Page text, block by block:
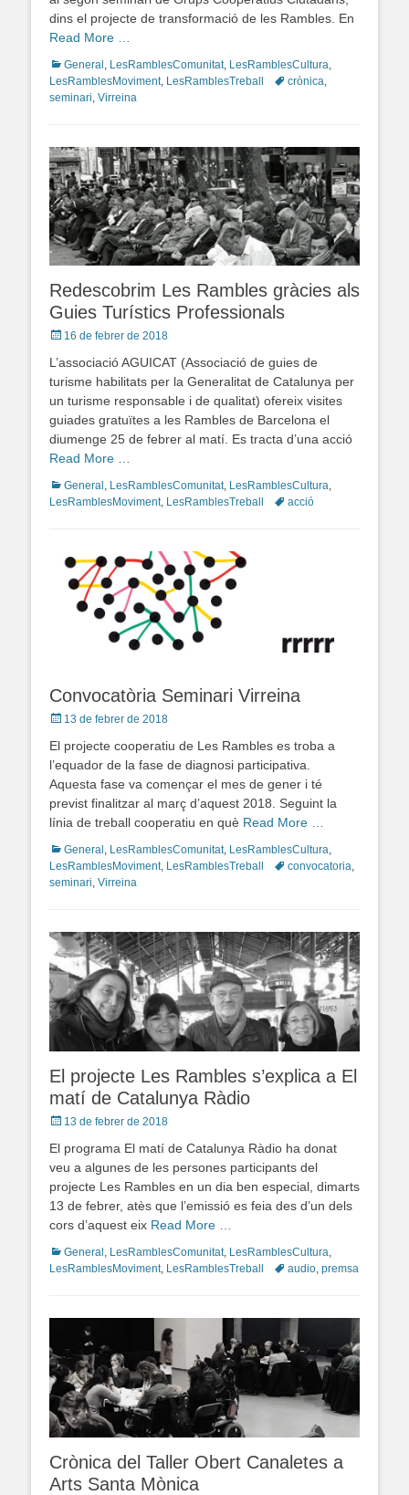
dins el projecte de transformació de les Rambles. En
Read More …
Categories
General LesRamblesComunitat, LesRamblesCultura
LesRamblesMoviment, LesRamblesTreball Tagscrònica
seminari Virreina
Redescobrim Les Rambles gràcies als
Guies Turístics Professionals
Posted
16 de febrer de 2018
L’associació AGUICAT (Associació de guies de
turisme habilitats per la Generalitat de Catalunya per
un turisme responsable i de qualitat) ofereix visites
guiades gratuïtes a les Rambles de Barcelona el
diumenge 25 de febrer al matí. Es tracta d’una acció
Read More …
Categories
General , LesRamblesComunitat, LesRamblesCultura,
LesRamblesMoviment, LesRamblesTreball Tagsacció
Convocatòria Seminari Virreina
Posted
13 de febrer de 2018
El projecte cooperatiu de Les Rambles es troba a
l’equador de la fase de diagnosi participativa.
Aquesta fase va començar el mes de gener i té
previst finalitzar al març d’aquest 2018. Seguint la
línia de treball cooperatiu en què Read More …
Categories
General , LesRamblesComunitat, LesRamblesCultura,
LesRamblesMoviment, LesRamblesTreball Tagsconvocatoria,
seminari, Virreina
El projecte Les Rambles s’explica a El
matí de Catalunya Ràdio
Posted
13 de febrer de 2018
El programa El matí de Catalunya Ràdio ha donat
veu a algunes de les persones participants del
projecte Les Rambles en un dia ben especial, dimarts
13 de febrer, atès que l’emissió es feia des d’un dels
cors d’aquest eix Read More …
Categories
General, LesRamblesComunitat, LesRamblesCultura,
LesRamblesMoviment, LesRamblesTreball Tagsaudio, premsa
Crònica del Taller Obert Canaletes a
Arts Santa Mònica